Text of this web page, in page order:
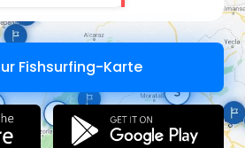
Fishsurfing-Karte